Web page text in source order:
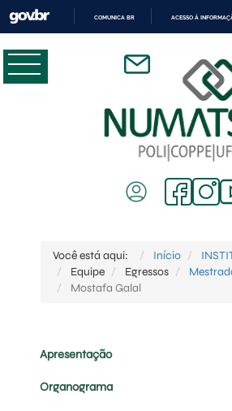
CONTEÚDO
COMUNICA BR ACESSO À
Você está aqui: Início
Equipe
Egressos
Mostafa Galal
Apresentação
Organograma